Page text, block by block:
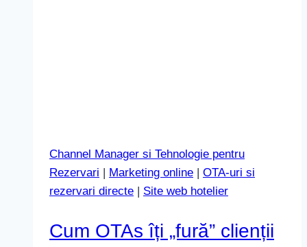
Channel Manager si Tehnologie pentru
Rezervari
Marketing online
OTA-uri si
rezervari directe
Site web hotelier
Cum OTAs îți „fură” clienții